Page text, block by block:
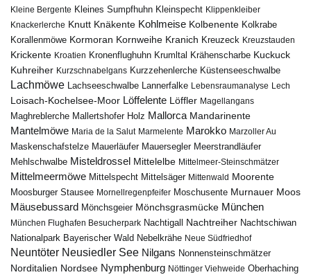
Kleine Bergente Kleines Sumpfhuhn Kleinspecht Klippenkleiber
Knackerlerche Knutt Knäkente Kohlmeise Kolbenente Kolkrabe
Korallenmöwe Kormoran Kornweihe Kranich Kreuzeck Kreuzstauden
Krickente Kroatien Kronenflughuhn Krumltal Krähenscharbe Kuckuck
Kuhreiher Kurzschnabelgans Kurzzehenlerche Küstenseeschwalbe
Lachmöwe Lachseeschwalbe Lannerfalke Lebensraumanalyse Lech
Loisach-Kochelsee-Moor Löffelente Löffler Magellangans
Maghreblerche Mallertshofer Holz Mallorca Mandarinente
Mantelmöwe Maria de la Salut Marmelente Marokko Marzoller Au
Maskenschafstelze Mauerläufer Mauersegler Meerstrandläufer
Mehlschwalbe Misteldrossel Mittelelbe Mittelmeer-Steinschmätzer
Mittelmeermöwe Mittelspecht Mittelsäger Mittenwald Moorente
Moosburger Stausee Mornellregenpfeifer Moschusente Murnauer Moos
Mäusebussard Mönchsgeier Mönchsgrasmücke München
München Flughafen Besucherpark Nachtigall Nachtreiher Nachtschiwan
Nationalpark Bayerischer Wald Nebelkrähe Neue Südfriedhof
Neuntöter Neusiedler See Nilgans Nonnensteinschmätzer
Norditalien Nordsee Nymphenburg Nöttinger Viehweide Oberhaching